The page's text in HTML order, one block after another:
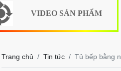
VIDEO SẢN PHẨM
Trang chủ Tin tức Tủ bếp bằng